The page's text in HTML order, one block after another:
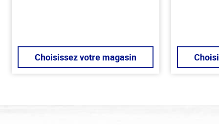
Choisissez votre magasin